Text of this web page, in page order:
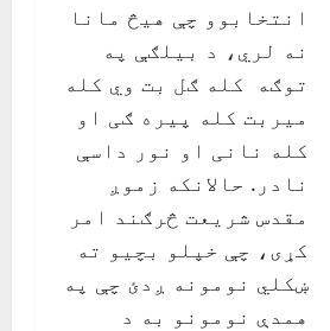
انتخابوو چې هيڅ مانا
نه لري، د بيلګې په
توګه کله ګل بت وي کله
ميربت کله پيره ګی او
کله نانی او نور داسې
نادر. حالانکه زموږ
مقدس شريعت څرګند امر
کړی، چې خپلو بچيو ته
ښکلي نومونه ږدئ چې په
همدې نومونو به د